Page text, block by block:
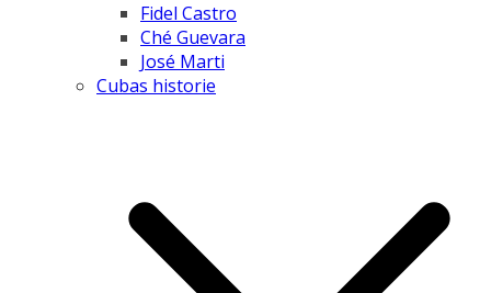
Fidel Castro
Ché Guevara
José Marti
Cubas historie